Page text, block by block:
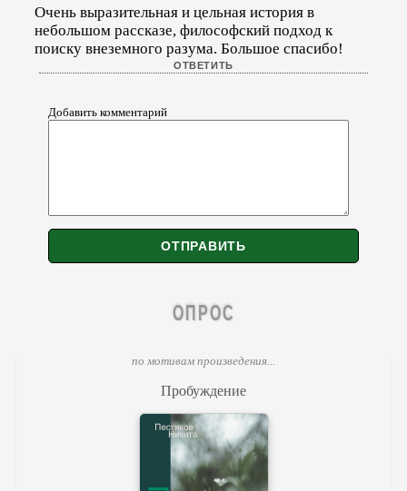
Очень выразительная и цельная история в
небольшом рассказе, философский подход к
поиску внеземного разума. Большое спасибо!
Добавить комментарий
ОПРОС
по мотивам произведения...
Пробуждение